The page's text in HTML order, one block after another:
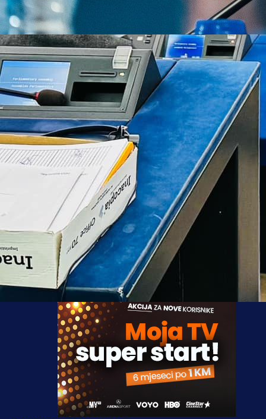
WWIN LIGA BIH
Bosanskohercegovačka sudijska trojka na čelu
Irfanom Peljtom otputovala je u Čile na U20
prvenstvo, te zbog toga u narednim kolima neće
biti delegirani za mečeve WWin lige BiH.
Kao što je poznato Irfan Peljto je zajedno sa
Ibrišimbegovićem i Davorom Beljom izabran ispred
da ide na Svjetsko prvenstvo za igrače do 20
koje počinje 27. septembra.
Svjetsko prvenstvo za igrače do 20 godina počinje
septembra, a finalna utakmica je na rasporedu
oktobra.